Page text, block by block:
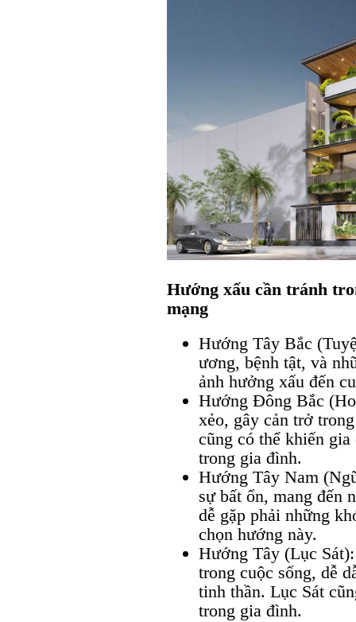
Hướng xấu cần tránh
mạng
Hướng Tây Bắc
ương, bệnh tật, và
ảnh hưởng xấu đến
Hướng Đông Bắc
xẻo, gây cản trở
cũng có thể khiến
trong gia đình.
Hướng Tây Nam
sự bất ổn, mang đến
dễ gặp phải những
chọn hướng này.
Hướng Tây (Lục
trong cuộc sống, dễ
tinh thần. Lục Sát
trong gia đình.